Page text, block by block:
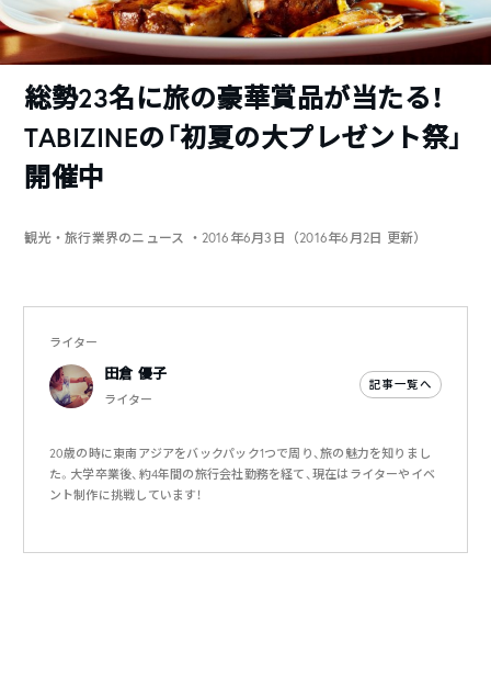
総勢23名に旅の豪華賞品が当たる！
TABIZINEの「初夏の大プレゼント祭」
開催中
観光・旅行業界のニュース ・2016年6月3日（2016年6月2日 更新）
ライター
田倉 優子
ライター
記事一覧へ
20歳の時に東南アジアをバックパック1つで周り、旅の魅力を知りまし
た。大学卒業後、約4年間の旅行会社勤務を経て、現在はライターやイベ
ント制作に挑戦しています！